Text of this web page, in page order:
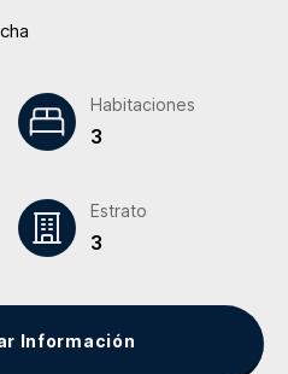
Habitaciones
3
Estrato
3
Información